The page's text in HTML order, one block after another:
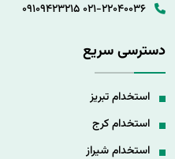
021-22040036
09109423215
دسترسی سریع
استخدام تبریز
استخدام کرج
استخدام شیراز